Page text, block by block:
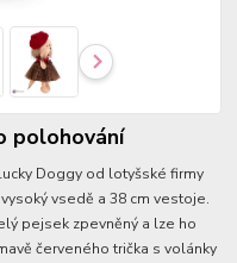
polohování
Doggy od lotyšské firmy
vsedě a 38 cm vestoje.
pejsek zpevněný a lze ho
červeného trička s volánky